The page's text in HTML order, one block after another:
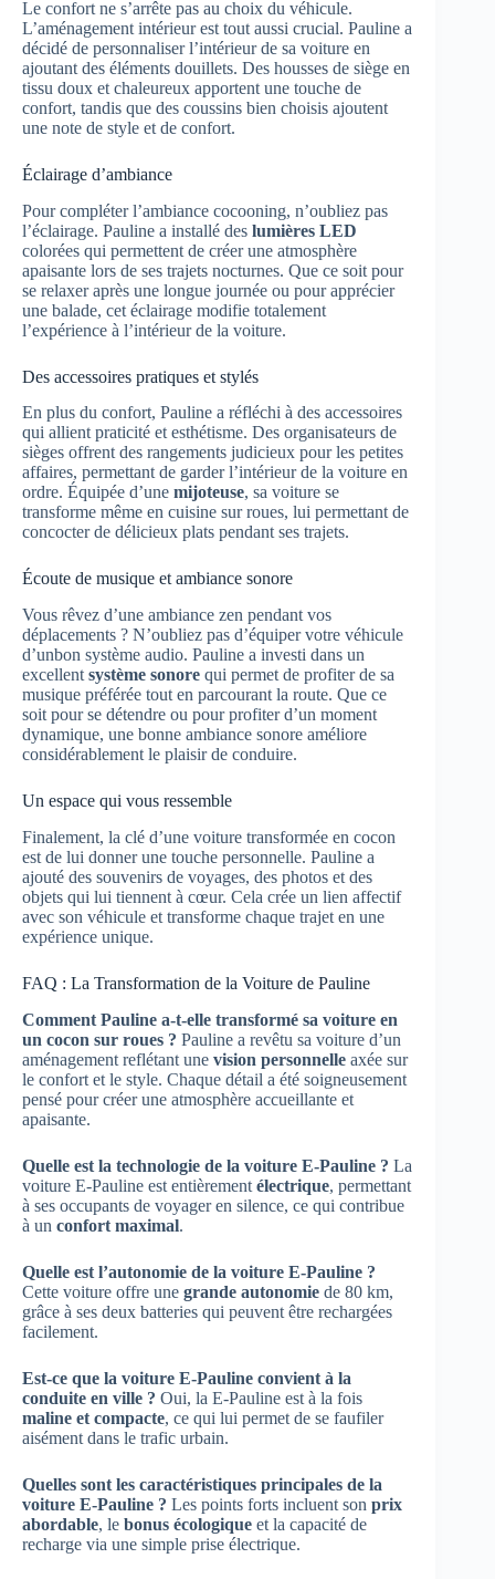
Le confort ne s’arrête pas au choix du véhicule.
L’aménagement intérieur est tout aussi crucial. Pauline a
décidé de personnaliser l’intérieur de sa voiture en
ajoutant des éléments douillets. Des housses de siège en
tissu doux et chaleureux apportent une touche de
confort, tandis que des coussins bien choisis ajoutent
une note de style et de confort.
Éclairage d’ambiance
Pour compléter l’ambiance cocooning, n’oubliez pas
l’éclairage. Pauline a installé des lumières LED
colorées qui permettent de créer une atmosphère
apaisante lors de ses trajets nocturnes. Que ce soit pour
se relaxer après une longue journée ou pour apprécier
une balade, cet éclairage modifie totalement
l’expérience à l’intérieur de la voiture.
Des accessoires pratiques et stylés
En plus du confort, Pauline a réfléchi à des accessoires
qui allient praticité et esthétisme. Des organisateurs de
sièges offrent des rangements judicieux pour les petites
affaires, permettant de garder l’intérieur de la voiture en
ordre. Équipée d’une mijoteuse, sa voiture se
transforme même en cuisine sur roues, lui permettant de
concocter de délicieux plats pendant ses trajets.
Écoute de musique et ambiance sonore
Vous rêvez d’une ambiance zen pendant vos
déplacements ? N’oubliez pas d’équiper votre véhicule
d’unbon système audio. Pauline a investi dans un
excellent système sonore qui permet de profiter de sa
musique préférée tout en parcourant la route. Que ce
soit pour se détendre ou pour profiter d’un moment
dynamique, une bonne ambiance sonore améliore
considérablement le plaisir de conduire.
Un espace qui vous ressemble
Finalement, la clé d’une voiture transformée en cocon
est de lui donner une touche personnelle. Pauline a
ajouté des souvenirs de voyages, des photos et des
objets qui lui tiennent à cœur. Cela crée un lien affectif
avec son véhicule et transforme chaque trajet en une
expérience unique.
FAQ : La Transformation de la Voiture de Pauline
Comment Pauline a-t-elle transformé sa voiture en
un cocon sur roues ? Pauline a revêtu sa voiture d’un
aménagement reflétant une vision personnelle axée sur
le confort et le style. Chaque détail a été soigneusement
pensé pour créer une atmosphère accueillante et
apaisante.
Quelle est la technologie de la voiture E-Pauline ? La
voiture E-Pauline est entièrement électrique, permettant
à ses occupants de voyager en silence, ce qui contribue
à un confort maximal.
Quelle est l’autonomie de la voiture E-Pauline ?
Cette voiture offre une grande autonomie de 80 km,
grâce à ses deux batteries qui peuvent être rechargées
facilement.
Est-ce que la voiture E-Pauline convient à la
conduite en ville ? Oui, la E-Pauline est à la fois
maline et compacte, ce qui lui permet de se faufiler
aisément dans le trafic urbain.
Quelles sont les caractéristiques principales de la
voiture E-Pauline ? Les points forts incluent son prix
abordable, le bonus écologique et la capacité de
recharge via une simple prise électrique.